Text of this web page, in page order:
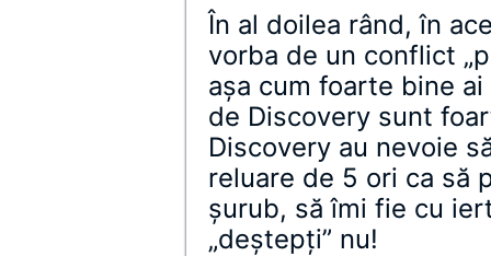
În al doilea rând, în
vorba de un conflict
aşa cum foarte bine
de Discovery sunt
Discovery au nevoie
reluare de 5 ori ca să
şurub, să îmi fie cu
„deştepţi” nu!